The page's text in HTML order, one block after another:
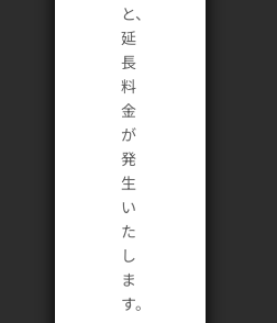
と、
延
長
料
金
が
発
生
い
た
し
ま